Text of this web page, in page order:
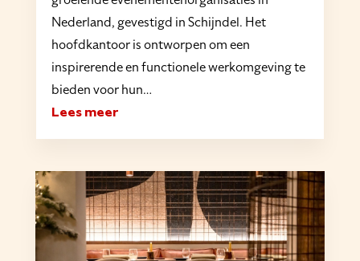
Nederland, gevestigd in Schijndel. Het
hoofdkantoor is ontworpen om een
inspirerende en functionele werkomgeving te
bieden voor hun…
Lees meer